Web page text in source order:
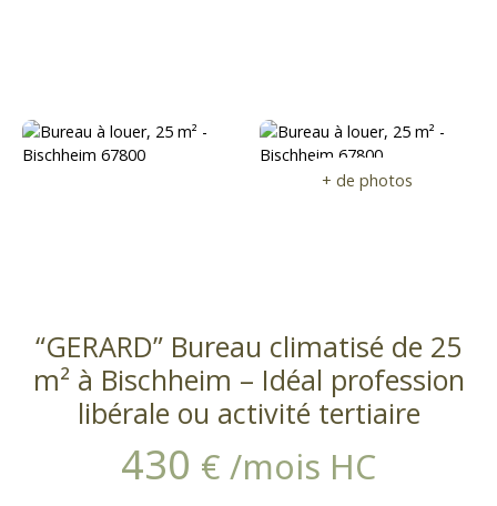
+ de photos
“GERARD” Bureau climatisé de 25
m² à Bischheim – Idéal profession
libérale ou activité tertiaire
430 € /mois HC